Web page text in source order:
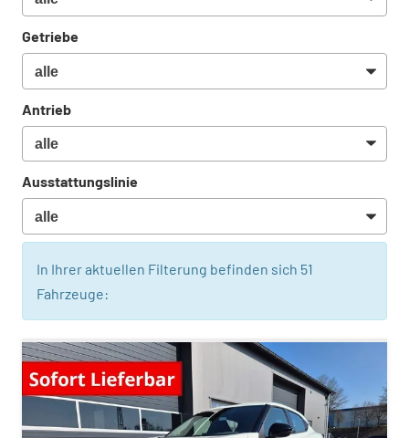
Getriebe
Antrieb
Ausstattungslinie
In Ihrer aktuellen Filterung befinden sich 51
Fahrzeuge: